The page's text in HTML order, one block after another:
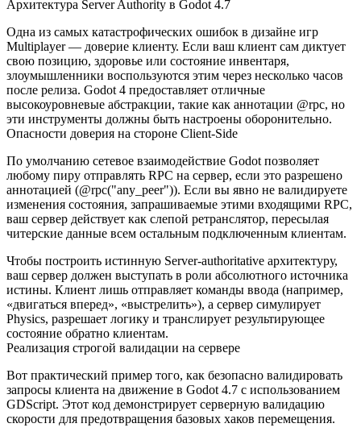
Архитектура Server Authority в Godot 4.7
Одна из самых катастрофических ошибок в дизайне игр
Multiplayer — доверие клиенту. Если ваш клиент сам диктует
свою позицию, здоровье или состояние инвентаря,
злоумышленники воспользуются этим через несколько часов
после релиза. Godot 4 предоставляет отличные
высокоуровневые абстракции, такие как аннотации @rpc, но
эти инструменты должны быть настроены оборонительно.
Опасности доверия на стороне Client-Side
По умолчанию сетевое взаимодействие Godot позволяет
любому пиру отправлять RPC на сервер, если это разрешено
аннотацией (@rpc("any_peer")). Если вы явно не валидируете
изменения состояния, запрашиваемые этими входящими RPC,
ваш сервер действует как слепой ретранслятор, пересылая
читерские данные всем остальным подключенным клиентам.
Чтобы построить истинную Server-authoritative архитектуру,
ваш сервер должен выступать в роли абсолютного источника
истины. Клиент лишь отправляет команды ввода (например,
«двигаться вперед», «выстрелить»), а сервер симулирует
Physics, разрешает логику и транслирует результирующее
состояние обратно клиентам.
Реализация строгой валидации на сервере
Вот практический пример того, как безопасно валидировать
запросы клиента на движение в Godot 4.7 с использованием
GDScript. Этот код демонстрирует серверную валидацию
скорости для предотвращения базовых хаков перемещения.